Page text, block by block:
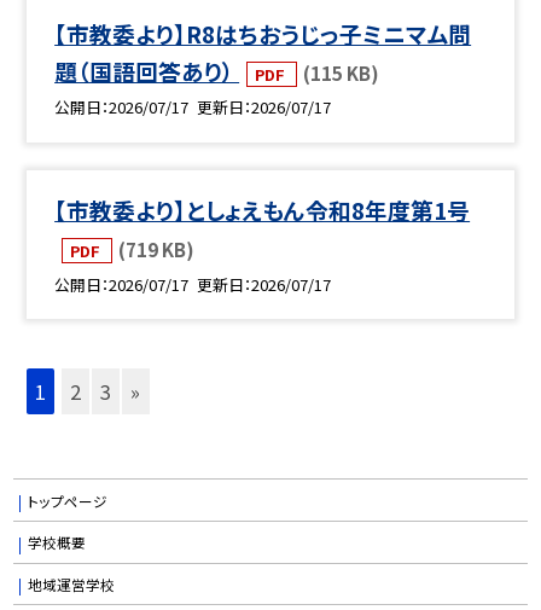
【市教委より】R8はちおうじっ子ミニマム問
題（国語回答あり）
PDF (115 KB)
公開日 2026/07/17 更新日 2026/07/17
【市教委より】としょえもん令和8年度第1号
PDF (719 KB)
公開日 2026/07/17 更新日 2026/07/17
1 2 3 »
トップページ
学校概要
地域運営学校